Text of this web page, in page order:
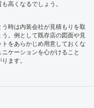
高くなるでしょう。
時は内装会社が見積もりを取
。例として既存店の図面や見
をあらかじめ用意しておくな
ケーションを心がけること
ます。